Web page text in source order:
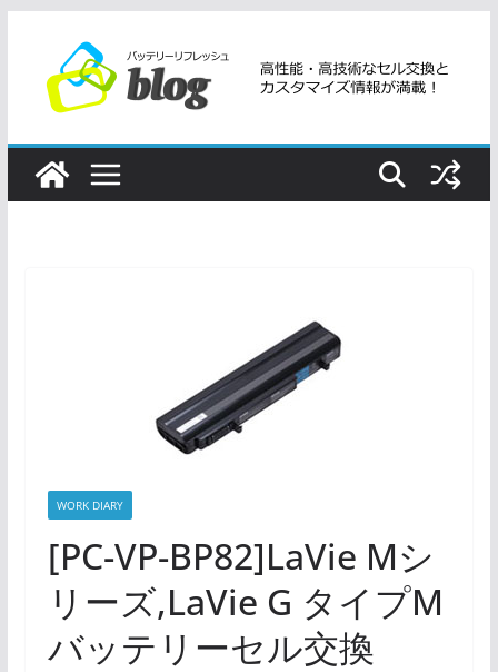
ツ
WORK DIARY
[PC-VP-BP82]LaVie Mシ
リーズ,LaVie G タイプM
バッテリーセル交換